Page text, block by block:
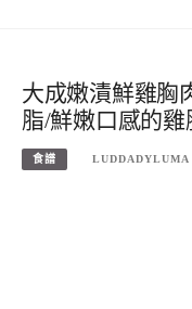
大成嫩漬鮮雞胸
脂/鮮嫩口感的雞
食譜 LUDDADYLUMA